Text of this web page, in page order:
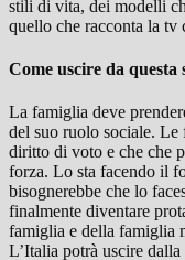
stili di vita, dei modelli
quello che racconta la tv
Come uscire da questa
La famiglia deve
del suo ruolo sociale.
diritto di voto e che che
forza. Lo sta facendo il
bisognerebbe che lo
finalmente diventare
famiglia e della famiglia
L’Italia potrà uscire